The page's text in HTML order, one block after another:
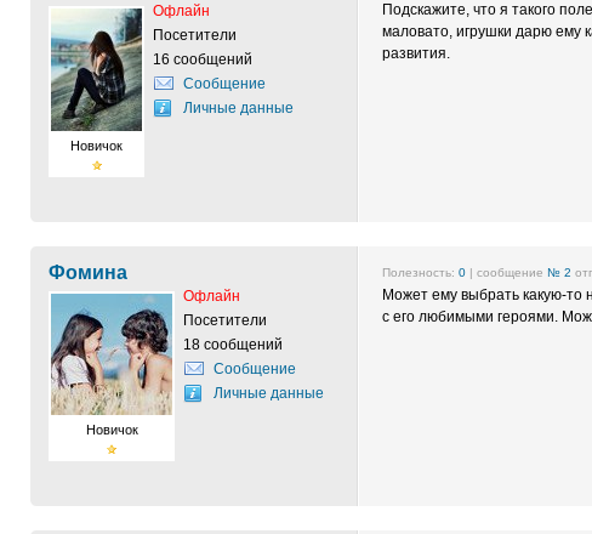
Новичок
Офлайн
Посетители
16 сообщений
Сообщение
Личные данные
Подскажите, что я такого
маловато, игрушки дарю ему
развития.
Фомина
Новичок
Офлайн
Посетители
18 сообщений
Сообщение
Личные данные
Полезность: 0 | сообщение № 2
Может ему выбрать какую-то
с его любимыми героями.